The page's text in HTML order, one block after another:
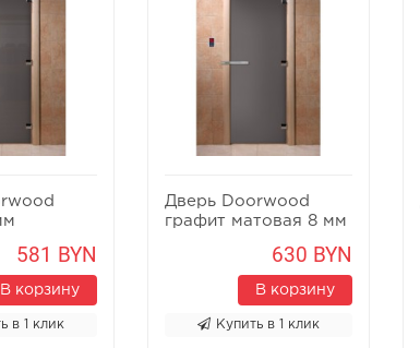
581 BYN
В корзину
в 1 клик
Дверь Doorwood
графит матовая 8 мм
630 BYN
В корзину
Купить в 1 клик